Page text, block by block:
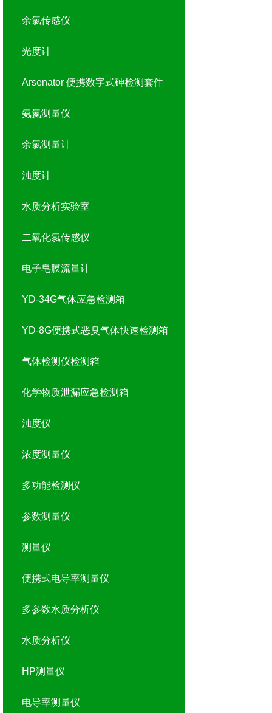
余氯传感仪
光度计
Arsenator 便携数字式砷检测套件
氨氮测量仪
余氯测量计
浊度计
水质分析实验室
二氧化氯传感仪
电子皂膜流量计
YD-34G气体应急检测箱
YD-8G便携式恶臭气体快速检测箱
气体检测仪检测箱
化学物质泄漏应急检测箱
浊度仪
浓度测量仪
多功能检测仪
参数测量仪
测量仪
便携式电导率测量仪
多参数水质分析仪
水质分析仪
HP测量仪
电导率测量仪